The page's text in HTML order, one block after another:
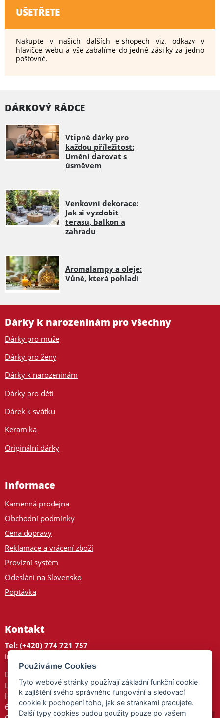
UŠETŘETE
Nakupte v našich dalších e-shopech viz. odkazy v
hlavičce webu a vše zabalíme do jedné zásilky za jedno
poštovné.
DÁRKOVÝ RÁDCE
Vtipné dárky pro
každou příležitost:
Umění darovat s
úsměvem
Venkovní dekorace:
Jak si vyzdobit
terasu, balkon a
zahradu
Aromalampy a oleje:
Vůně, která pohladí
Dárky k narozeninám pro všechny
Dárky pro muže
Dárky pro ženy
Dárky k narozeninám
Dárky pro děti
Dárek k svátku
Keramika
Originální dárky
Informace
Kamenná prodejna
Obchodní podmínky
Cena dopravy
Reklamace a vrácení zboží
Provizní systém
Odeslání na Slovensko
Poptávka
Kontakt
Tel: (+420) 774 721 757
info@tajnedarky.cz
Dárkové centrum
Legionářů 2
Hodonín
695 01
Používáme Cookies
Tyto webové stránky používají základní funkční cookie
k zajištění svého správného fungování a sledovací
cookie k pochopení toho, jak se stránkami pracujete.
Další typy cookies budou použity pouze po vašem